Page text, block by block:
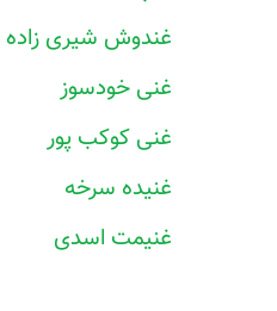
غندوش شیری زاده
غنی خودسوز
غنی کوکب پور
غنیده سرخه
غنیمت اسدی